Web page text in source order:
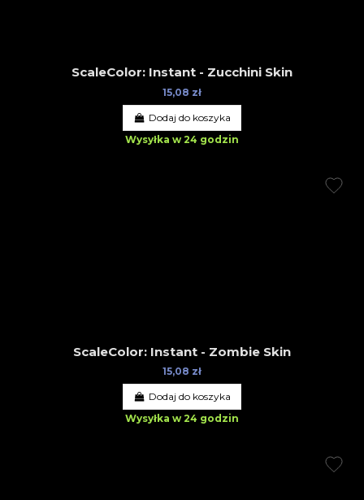
ScaleColor: Instant - Zucchini Skin
15,08 zł
Dodaj do koszyka
Wysyłka w 24 godzin
ScaleColor: Instant - Zombie Skin
15,08 zł
Dodaj do koszyka
Wysyłka w 24 godzin